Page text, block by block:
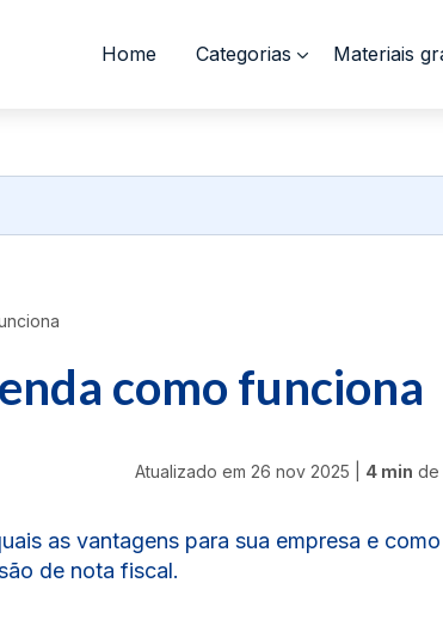
Home Categorias Materiais
como funciona
Atualizado em 26 nov 2025 4 min de
as vantagens para sua empresa e
de nota fiscal.